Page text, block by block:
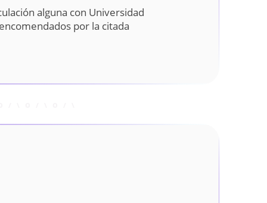
alguna con Universidad
por la citada